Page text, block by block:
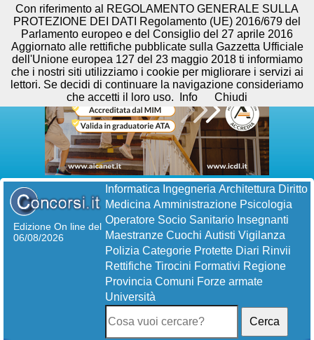
Edizione On line del
06/08/2026
Informatica Ingegneria Architettura Diritto
Medicina Amministrazione Psicologia
Operatore Socio Sanitario Insegnanti
Maestranze Cuochi Autisti Vigilanza
Polizia Categorie Protette Diari Rinvii
Rettifiche Tirocini Formativi Regione
Provincia Comuni Forze armate
Università
Cerca
Con riferimento al REGOLAMENTO GENERALE SULLA
PROTEZIONE DEI DATI Regolamento (UE) 2016/679 del
Parlamento europeo e del Consiglio del 27 aprile 2016
Aggiornato alle rettifiche pubblicate sulla Gazzetta Ufficiale
dell'Unione europea 127 del 23 maggio 2018 ti informiamo
che i nostri siti utilizziamo i cookie per migliorare i servizi ai
lettori. Se decidi di continuare la navigazione consideriamo
che accetti il loro uso.
Info Chiudi